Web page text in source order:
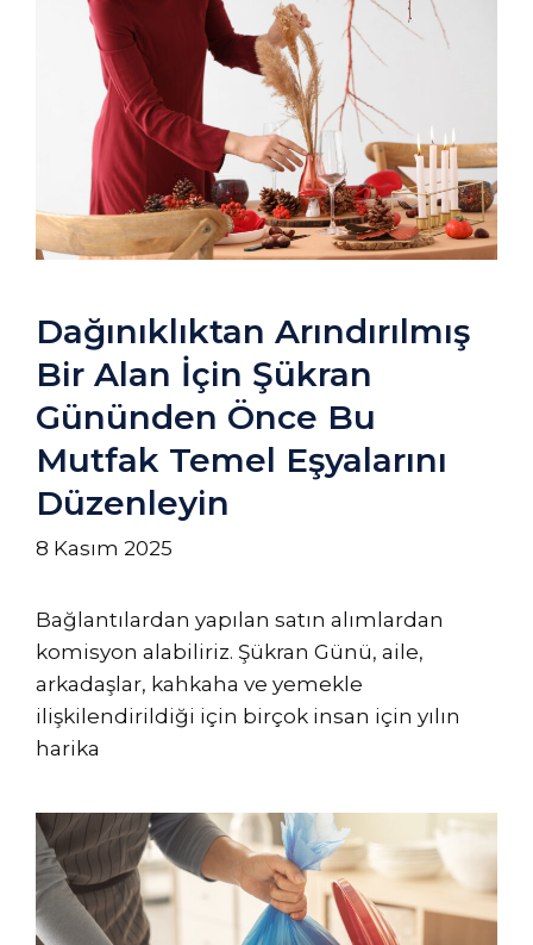
Dağınıklıktan Arındırılmış
Bir Alan İçin Şükran
Gününden Önce Bu
Mutfak Temel Eşyalarını
Düzenleyin
8 Kasım 2025
Bağlantılardan yapılan satın alımlardan
komisyon alabiliriz. Şükran Günü, aile,
arkadaşlar, kahkaha ve yemekle
ilişkilendirildiği için birçok insan için yılın
harika